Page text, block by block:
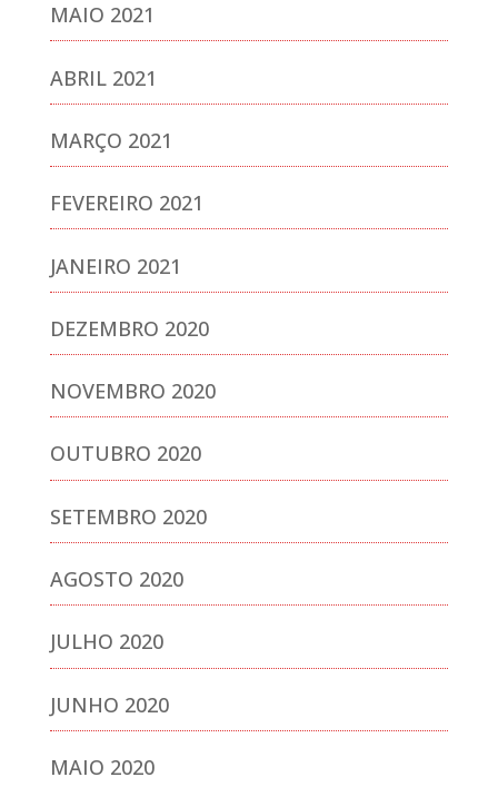
MAIO 2021
ABRIL 2021
MARÇO 2021
FEVEREIRO 2021
JANEIRO 2021
DEZEMBRO 2020
NOVEMBRO 2020
OUTUBRO 2020
SETEMBRO 2020
AGOSTO 2020
JULHO 2020
JUNHO 2020
MAIO 2020